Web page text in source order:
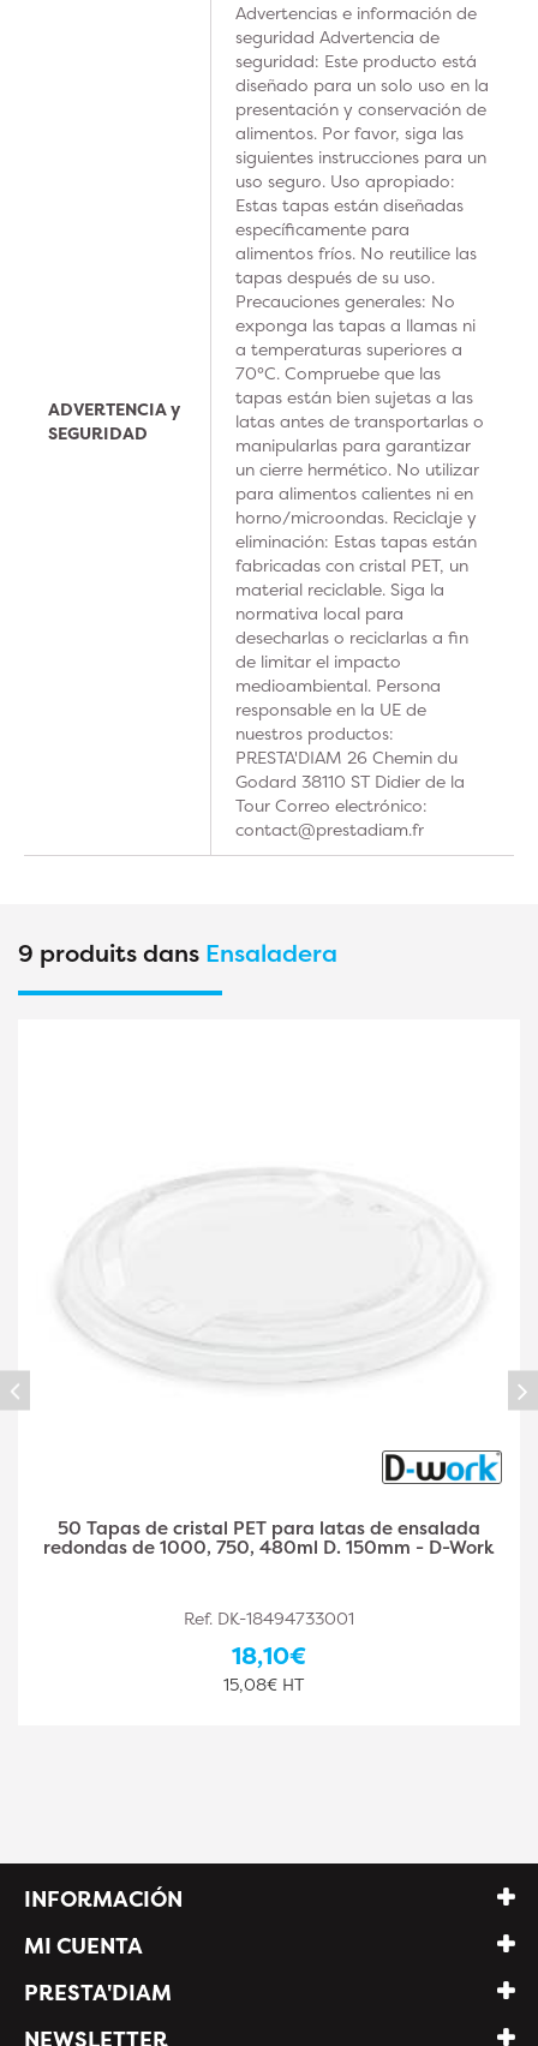
ADVERTENCIA y
SEGURIDAD
Advertencias e información de
seguridad Advertencia de
seguridad: Este producto está
diseñado para un solo uso en la
presentación y conservación de
alimentos. Por favor, siga las
siguientes instrucciones para un
uso seguro. Uso apropiado:
Estas tapas están diseñadas
específicamente para
alimentos fríos. No reutilice las
tapas después de su uso.
Precauciones generales: No
exponga las tapas a llamas ni
a temperaturas superiores a
70°C. Compruebe que las
tapas están bien sujetas a las
latas antes de transportarlas o
manipularlas para garantizar
un cierre hermético. No utilizar
para alimentos calientes ni en
horno/microondas. Reciclaje y
eliminación: Estas tapas están
fabricadas con cristal PET, un
material reciclable. Siga la
normativa local para
desecharlas o reciclarlas a fin
de limitar el impacto
medioambiental. Persona
responsable en la UE de
nuestros productos:
PRESTA'DIAM 26 Chemin du
Godard 38110 ST Didier de la
Tour Correo electrónico:
contact@prestadiam.fr
9 produits dans Ensaladera
50 Tapas de cristal PET para latas de ensalada
redondas de 1000, 750, 480ml D. 150mm - D-Work
Ref. DK-18494733001
18,10€
15,08€ HT
INFORMACIÓN
MI CUENTA
PRESTA'DIAM
NEWSLETTER